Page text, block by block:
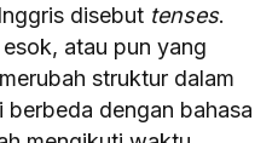
disebut tenses.
atau pun yang
struktur dalam
berbeda dengan bahasa